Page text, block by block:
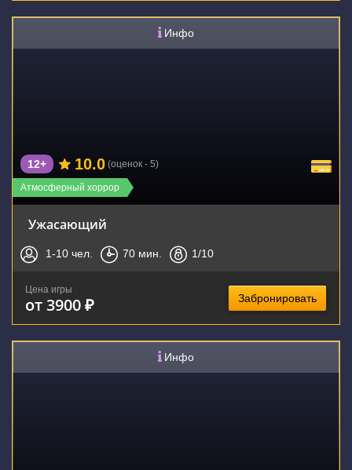
Инфо
Атмосферный хоррор
12+ 10.0 (оценок - 5)
Ужасающий
1-10 чел. 70 мин. 1/10
Цена игры
от 3900 ₽ Забронировать
Инфо